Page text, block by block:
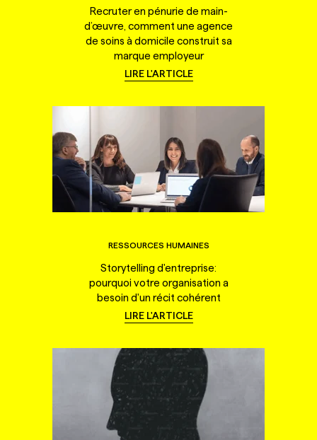
Recruter en pénurie de main-
d’œuvre, comment une agence
de soins à domicile construit sa
marque employeur
LIRE L'ARTICLE
RESSOURCES HUMAINES
Storytelling d'entreprise:
pourquoi votre organisation a
besoin d'un récit cohérent
LIRE L'ARTICLE